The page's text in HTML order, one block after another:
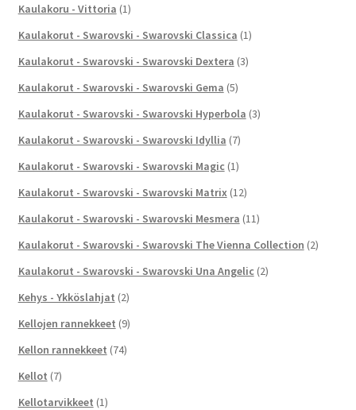
Kaulakoru - Vittoria (1)
Kaulakorut - Swarovski - Swarovski Classica (1)
Kaulakorut - Swarovski - Swarovski Dextera (3)
Kaulakorut - Swarovski - Swarovski Gema (5)
Kaulakorut - Swarovski - Swarovski Hyperbola (3)
Kaulakorut - Swarovski - Swarovski Idyllia (7)
Kaulakorut - Swarovski - Swarovski Magic (1)
Kaulakorut - Swarovski - Swarovski Matrix (12)
Kaulakorut - Swarovski - Swarovski Mesmera (11)
Kaulakorut - Swarovski - Swarovski The Vienna Collection (2)
Kaulakorut - Swarovski - Swarovski Una Angelic (2)
Kehys - Ykköslahjat (2)
Kellojen rannekkeet (9)
Kellon rannekkeet (74)
Kellot (7)
Kellotarvikkeet (1)